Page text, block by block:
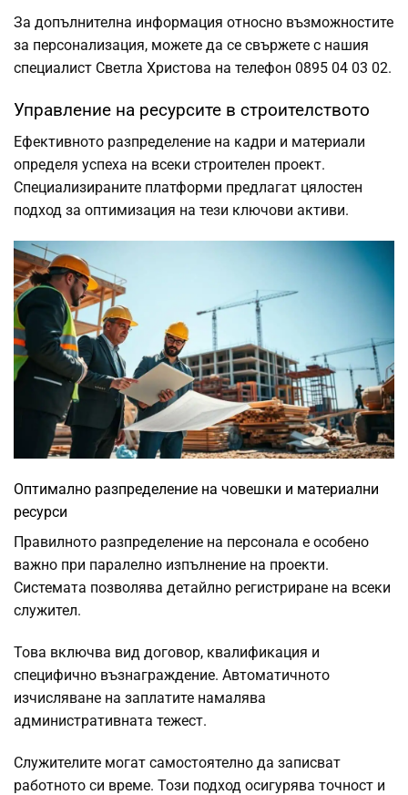
За допълнителна информация относно възможностите
за персонализация, можете да се свържете с нашия
специалист Светла Христова на телефон 0895 04 03 02.
Управление на ресурсите в строителството
Ефективното разпределение на кадри и материали
определя успеха на всеки строителен проект.
Специализираните платформи предлагат цялостен
подход за оптимизация на тези ключови активи.
Оптимално разпределение на човешки и материални
ресурси
Правилното разпределение на персонала е особено
важно при паралелно изпълнение на проекти.
Системата позволява детайлно регистриране на всеки
служител.
Това включва вид договор, квалификация и
специфично възнаграждение. Автоматичното
изчисляване на заплатите намалява
административната тежест.
Служителите могат самостоятелно да записват
работното си време. Този подход осигурява точност и